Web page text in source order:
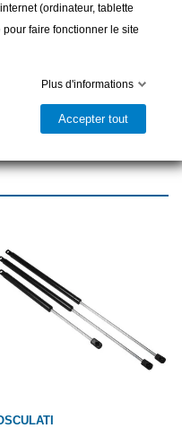
(ordinateur, tablette
faire fonctionner le site
Plus d'informations
Accepter tout